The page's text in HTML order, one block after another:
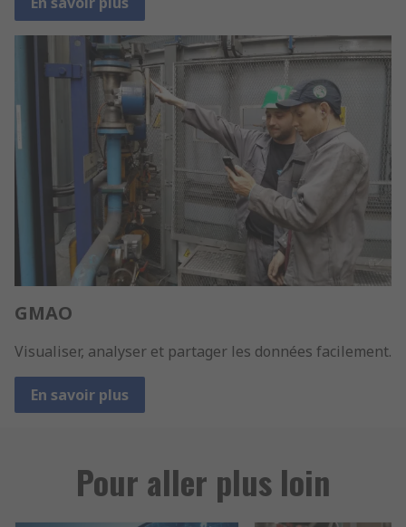
GMAO
Visualiser, analyser et partager les données facilement.
En savoir plus
Pour aller plus loin